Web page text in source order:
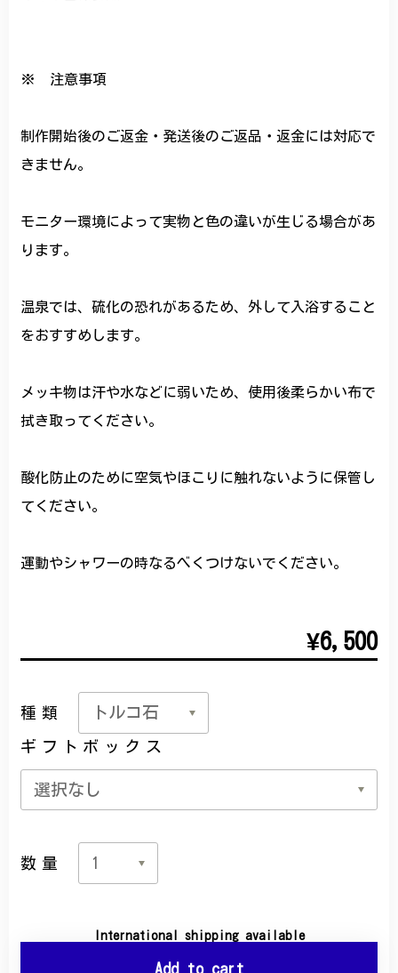
※ 注意事項
制作開始後のご返金・発送後のご返品・返金には対応で
きません。
モニター環境によって実物と色の違いが生じる場合があ
ります。
温泉では、硫化の恐れがあるため、外して入浴すること
をおすすめします。
メッキ物は汗や水などに弱いため、使用後柔らかい布で
拭き取ってください。
酸化防止のために空気やほこりに触れないように保管し
てください。
運動やシャワーの時なるべくつけないでください。
¥6,500
種類
ギフトボックス
数量
International shipping available
Add to cart